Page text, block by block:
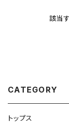
該当
CATEGORY
トップス